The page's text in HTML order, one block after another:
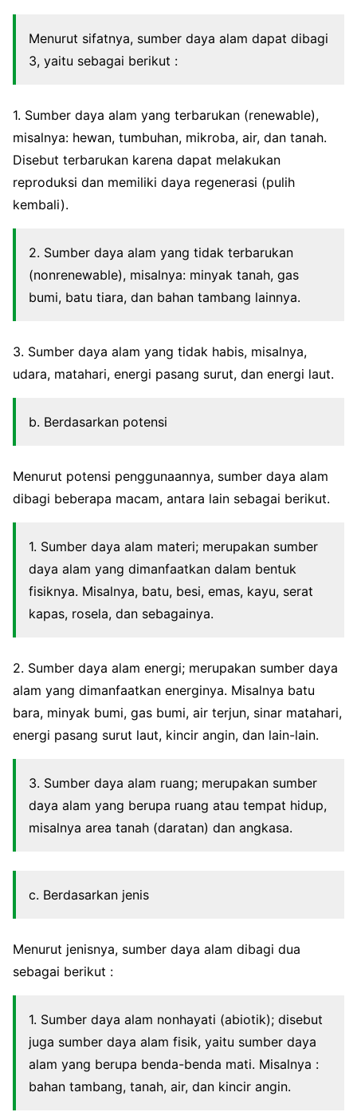
Menurut sifatnya, sumber daya alam dapat dibagi
3, yaitu sebagai berikut :
1. Sumber daya alam yang terbarukan (renewable),
misalnya: hewan, tumbuhan, mikroba, air, dan tanah.
Disebut terbarukan karena dapat melakukan
reproduksi dan memiliki daya regenerasi (pulih
kembali).
2. Sumber daya alam yang tidak terbarukan
(nonrenewable), misalnya: minyak tanah, gas
bumi, batu tiara, dan bahan tambang lainnya.
3. Sumber daya alam yang tidak habis, misalnya,
udara, matahari, energi pasang surut, dan energi laut.
b. Berdasarkan potensi
Menurut potensi penggunaannya, sumber daya alam
dibagi beberapa macam, antara lain sebagai berikut.
1. Sumber daya alam materi; merupakan sumber
daya alam yang dimanfaatkan dalam bentuk
fisiknya. Misalnya, batu, besi, emas, kayu, serat
kapas, rosela, dan sebagainya.
2. Sumber daya alam energi; merupakan sumber daya
alam yang dimanfaatkan energinya. Misalnya batu
bara, minyak bumi, gas bumi, air terjun, sinar matahari,
energi pasang surut laut, kincir angin, dan lain-lain.
3. Sumber daya alam ruang; merupakan sumber
daya alam yang berupa ruang atau tempat hidup,
misalnya area tanah (daratan) dan angkasa.
c. Berdasarkan jenis
Menurut jenisnya, sumber daya alam dibagi dua
sebagai berikut :
1. Sumber daya alam nonhayati (abiotik); disebut
juga sumber daya alam fisik, yaitu sumber daya
alam yang berupa benda-benda mati. Misalnya :
bahan tambang, tanah, air, dan kincir angin.